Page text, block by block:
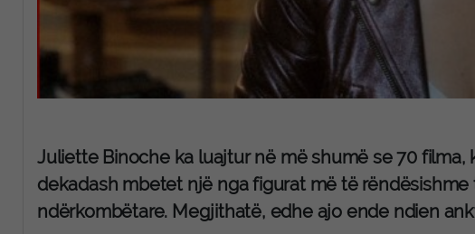
Juliette Binoche ka luajtur në më shumë se 70 filma,
dekadash mbetet një nga figurat më të
ndërkombëtare. Megjithatë, edhe ajo ende ndien